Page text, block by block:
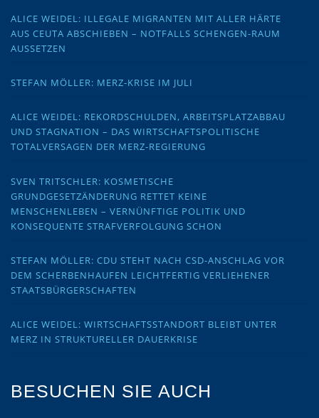
ALICE WEIDEL: ILLEGALE MIGRANTEN MIT ALLER HÄRTE
AUS CEUTA ABSCHIEBEN – NOTFALLS SCHENGEN-RAUM
AUSSETZEN
STEFAN MÖLLER: MERZ-KRISE IM JULI
ALICE WEIDEL: REKORDSCHULDEN, ARBEITSPLATZABBAU
UND STAGNATION – DAS WIRTSCHAFTSPOLITISCHE
TOTALVERSAGEN DER MERZ-REGIERUNG
SVEN TRITSCHLER: KOSMETISCHE
GRUNDGESETZÄNDERUNG RETTET KEINE
MENSCHENLEBEN – VERNÜNFTIGE POLITIK UND
KONSEQUENTE STRAFVERFOLGUNG SCHON
STEFAN MÖLLER: CDU STEHT NACH CSD-ANSCHLAG VOR
DEM SCHERBENHAUFEN LEICHTFERTIG VERLIEHENER
STAATSBÜRGERSCHAFTEN
ALICE WEIDEL: WIRTSCHAFTSSTANDORT BLEIBT UNTER
MERZ IN STRUKTURELLER DAUERKRISE
BESUCHEN SIE AUCH